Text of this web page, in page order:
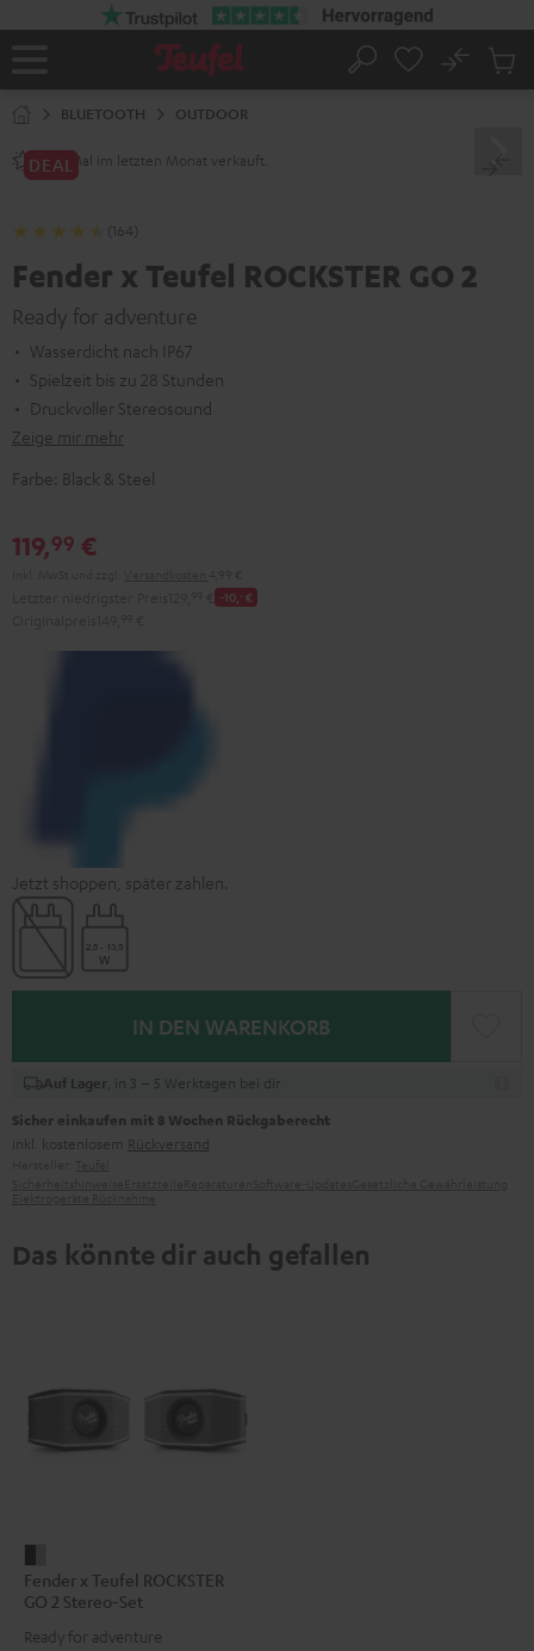
Startseite
Suche
No
BLUETOOTH OUTDOOR
240+ Mal im letzten Monat verkauft.
DEAL
(164)
Fender x Teufel ROCKSTER GO 2
Ready for adventure
Wasserdicht nach IP67
Spielzeit bis zu 28 Stunden
Druckvoller Stereosound
Zeige mir mehr
Farbe: Black & Steel
119,99 €
-10,‐ €
Jetzt shoppen, später zahlen.
IN DEN WARENKORB
Auf Lager , in 3 – 5 Werktagen bei dir
Sicher einkaufen mit 8 Wochen Rückgaberecht
inkl. kostenlosem Rückversand
Das könnte dir auch gefallen
x
Teufel
ROCKSTER
Fender x Teufel ROCKSTER
GO 2 Stereo-Set
Ready for adventure